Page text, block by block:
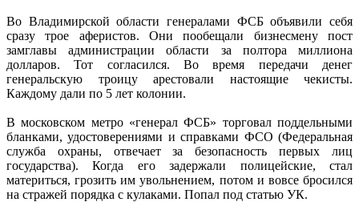
Во Владимирской области генералами ФСБ объявили себя
сразу трое аферистов. Они пообещали бизнесмену пост
замглавы администрации области за полтора миллиона
долларов. Тот согласился. Во время передачи денег
генеральскую троицу арестовали настоящие чекисты.
Каждому дали по 5 лет колонии.
В московском метро «генерал ФСБ» торговал поддельными
бланками, удостоверениями и справками ФСО (Федеральная
служба охраны, отвечает за безопасность первых лиц
государства). Когда его задержали полицейские, стал
материться, грозить им увольнением, потом и вовсе бросился
на стражей порядка с кулаками. Попал под статью УК.